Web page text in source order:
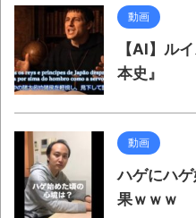
動画
【AI】ル
本史』
動画
ハゲにハ
果ｗｗｗ